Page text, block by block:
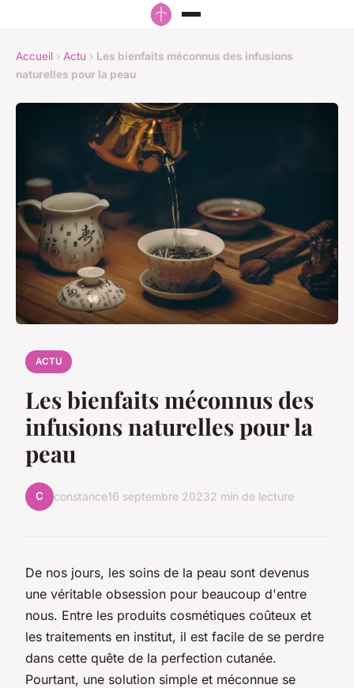
Accueil › Actu › Les bienfaits méconnus des infusions
naturelles pour la peau
ACTU
Les bienfaits méconnus des
infusions naturelles pour la
peau
C constance16 septembre 20232 min de lecture
De nos jours, les soins de la peau sont devenus
une véritable obsession pour beaucoup d'entre
nous. Entre les produits cosmétiques coûteux et
les traitements en institut, il est facile de se perdre
dans cette quête de la perfection cutanée.
Pourtant, une solution simple et méconnue se